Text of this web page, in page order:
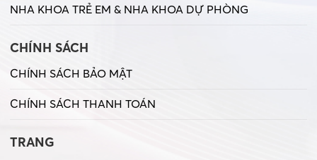
NHA KHOA TRẺ EM & NHA KHOA DỰ PHÒNG
CHÍNH SÁCH
CHÍNH SÁCH BẢO MẬT
CHÍNH SÁCH THANH TOÁN
TRANG